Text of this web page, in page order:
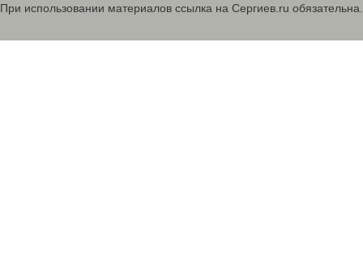
При использовании материалов ссылка на Сергиев.ru обязательна.